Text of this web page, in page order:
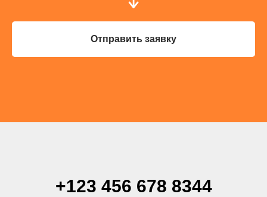
Отправить заявку
+123 456 678 8344